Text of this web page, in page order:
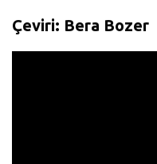
Çeviri: Bera Bozer